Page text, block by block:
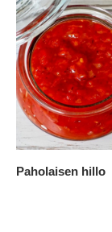
Paholaisen hillo